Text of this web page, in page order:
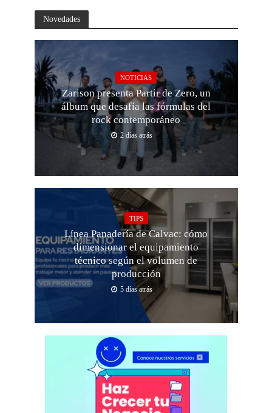
Novedades
NOTICIAS
Zarison presenta Partir de Zero, un
álbum que desafía las fórmulas del
rock contemporáneo
2 días atrás
TIPS
Línea Panadería de Calvac: cómo
dimensionar el equipamiento
técnico según el volumen de
producción
5 días atrás